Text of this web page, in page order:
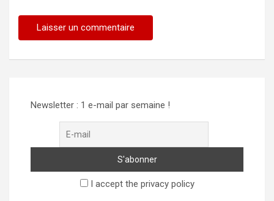
Newsletter : 1 e-mail par semaine !
I accept the privacy policy